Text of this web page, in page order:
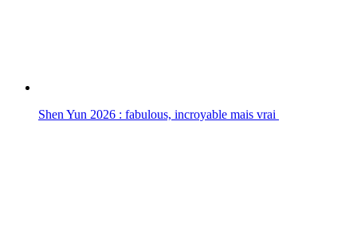
Shen Yun 2026 : fabulous, incroyable mais vrai